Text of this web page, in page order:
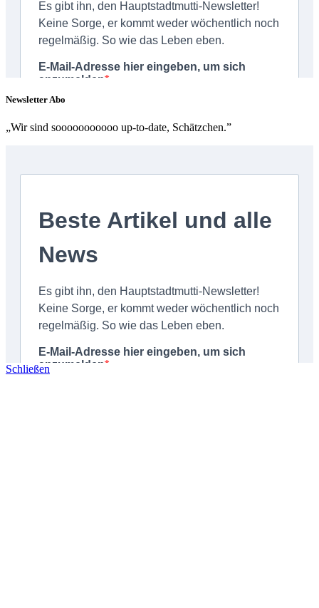
Newsletter Abo
„Wir sind sooooooooooo up-to-date, Schätzchen.”
Schließen